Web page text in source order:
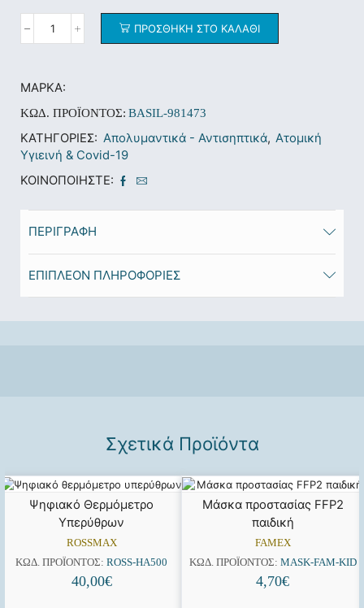
ΠΡΟΣΘΉΚΗ ΣΤΟ ΚΑΛΆΘΙ
ΜΆΡΚΑ:
ΚΩΔ. ΠΡΟΪΌΝΤΟΣ: BASIL-981473
ΚΑΤΗΓΟΡΊΕΣ: Απολυμαντικά - Αντισηπτικά, Ατομική
Υγιεινή & Covid-19
ΚΟΙΝΟΠΟΙΉΣΤΕ:
ΠΕΡΙΓΡΑΦΉ
ΕΠΙΠΛΈΟΝ ΠΛΗΡΟΦΟΡΊΕΣ
Σχετικά Προϊόντα
Ψηφιακό Θερμόμετρο
Υπερύθρων
ROSSMAX
ΚΩΔ. ΠΡΟΪΌΝΤΟΣ: ROSS-HA500
40,00€
Μάσκα προστασίας FFP2
παιδική
FAMEX
ΚΩΔ. ΠΡΟΪΌΝΤΟΣ: MASK-FAM-KID
4,70€